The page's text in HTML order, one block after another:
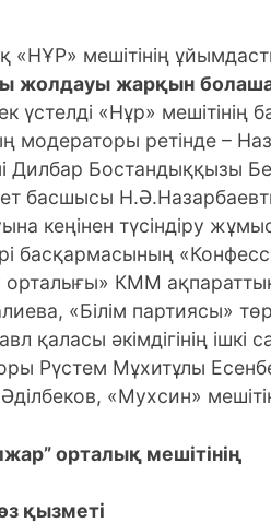
«НҰР» мешітінің
жолдауы жарқын
үстелді «Нұр»
модераторы ретiнде –
Дилбар Бостандыққызы
басшысы
кеңінен түсіндіру
басқармасының
КММ
«Білім партиясы»
қаласы әкімдігінің
Рүстем Мұхитұлы
«Мухсин»
орталық мешітінің
қызметі